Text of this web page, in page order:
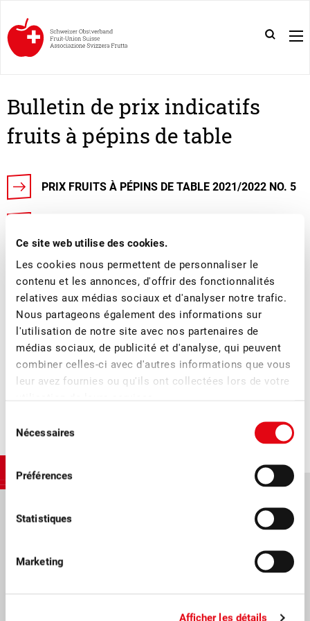
Ce site web utilise des cookies.
Les cookies nous permettent de personnaliser le
contenu et les annonces, d'offrir des fonctionnalités
relatives aux médias sociaux et d'analyser notre trafic.
Nous partageons également des informations sur
l'utilisation de notre site avec nos partenaires de
médias sociaux, de publicité et d'analyse, qui peuvent
combiner celles-ci avec d'autres informations que vous
leur avez fournies ou qu'ils ont collectées lors de votre
Nécessaires
Préférences
Statistiques
Marketing
Afficher les détails
Bulletin de prix indicatifs
fruits à pépins de table
PRIX FRUITS À PÉPINS DE TABLE 2021/2022 NO. 5
PRIX FRUITS À PÉPINS DE TABLE 2021/2022 NO. 3
PRIX FRUITS À PÉPINS DE TABLE 2021/2022 NO. 2
PRIX FRUITS À PÉPINS DE TABLE 2021/2022 NO. 1
Fruit-Union Suisse.
Les fruits suisses sont au cœur de notre travail, qu’ils soient frais ou
10500 membres des secteurs de la production et de la